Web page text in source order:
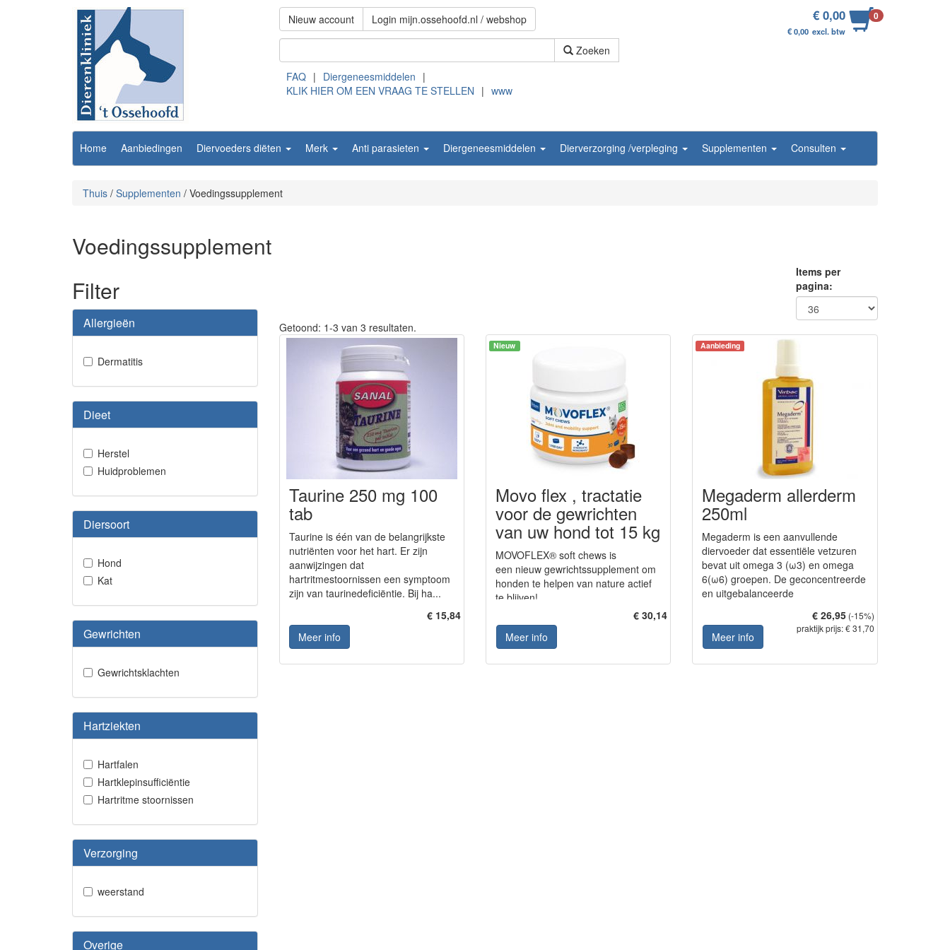
Nieuw account Login mijn.ossehoofd.nl / webshop
Zoeken
FAQ | Diergeneesmiddelen |
KLIK HIER OM EEN VRAAG TE STELLEN | www
€ 0,00
€ 0,00 excl. btw
0
Home Aanbiedingen Diervoeders diëten Merk Anti parasieten Diergeneesmiddelen Dierverzorging /verpleging Supplementen Consulten
Thuis / Supplementen / Voedingssupplement
Voedingssupplement
Filter
Allergieën
Dermatitis
Dieet
Herstel
Huidproblemen
Diersoort
Hond
Kat
Gewrichten
Gewrichtsklachten
Hartziekten
Hartfalen
Hartklepinsufficiëntie
Hartritme stoornissen
Verzorging
weerstand
Overige
Items per
pagina:
Getoond: 1-3 van 3 resultaten.
Taurine 250 mg 100
tab
Taurine is één van de belangrijkste
nutriënten voor het hart. Er zijn
aanwijzingen dat
hartritmestoornissen een symptoom
zijn van taurinedeficiëntie. Bij ha...
Meer info
€ 15,84
Nieuw
Movo flex , tractatie
voor de gewrichten
van uw hond tot 15 kg
MOVOFLEX® soft chews is
een nieuw gewrichtssupplement om
honden te helpen van nature actief
te blijven!
Meer info
€ 30,14
Aanbieding
Megaderm allerderm
250ml
Megaderm is een aanvullende
diervoeder dat essentiële vetzuren
bevat uit omega 3 (ω3) en omega
6(ω6) groepen. De geconcentreerde
en uitgebalanceerde
Meer info
€ 26,95 (-15%)
praktijk prijs: € 31,70